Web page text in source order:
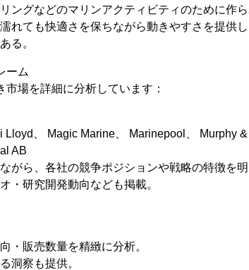
ングなどのマリンアクティビティのために作
れても快適さを保ちながら動きやすさを提供
る。
ーム
場を詳細に分析しています：
Lloyd、 Magic Marine、 Marinepool、 Murphy
AB
がら、各社の競争ポジションや戦略の特徴を明
・研究開発動向なども掲載。
・販売数量を精緻に分析。
洞察も提供。